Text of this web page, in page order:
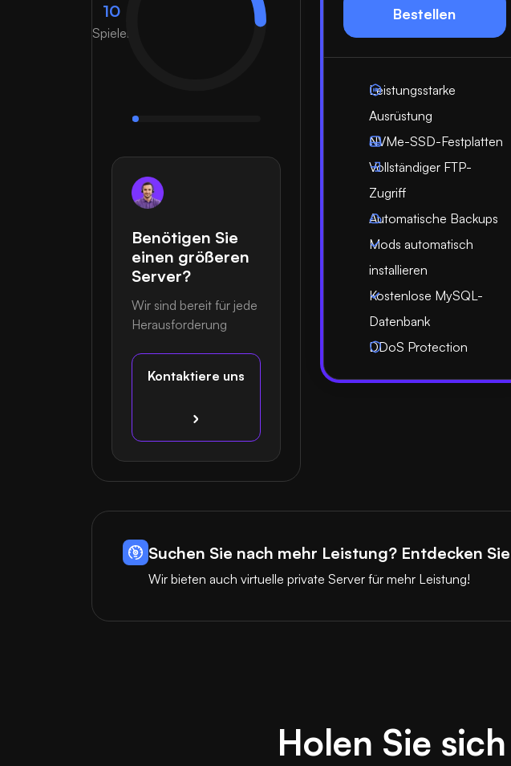
10
Spieler
Benötigen Sie
einen größeren
Server?
Wir sind bereit für jede
Herausforderung
Kontaktiere uns
Bestellen
Leistungsstarke
Ausrüstung
NVMe-SSD-Festplatten
Vollständiger FTP-
Zugriff
Automatische Backups
Mods automatisch
installieren
Kostenlose MySQL-
Datenbank
DDoS Protection
Suchen Sie nach mehr Leistung? Entdecken
Wir bieten auch virtuelle private Server für mehr Leistung!
Holen Sie